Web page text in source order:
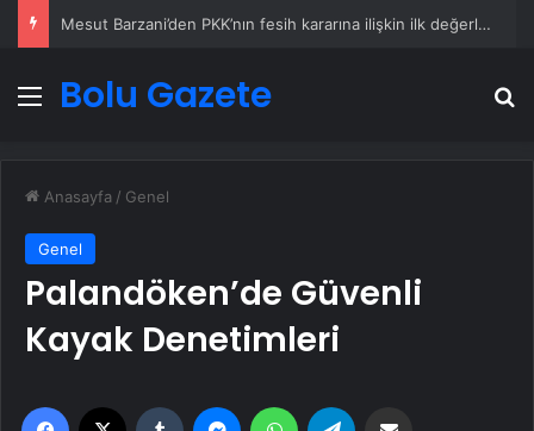
Mesut Barzani’den PKK’nın fesih kararına ilişkin ilk değerlendirme
Menü
Bolu Gazete
Anasayfa / Genel
Genel
Palandöken’de Güvenli
Kayak Denetimleri
Facebook Tumblr MessengerWhatsApp